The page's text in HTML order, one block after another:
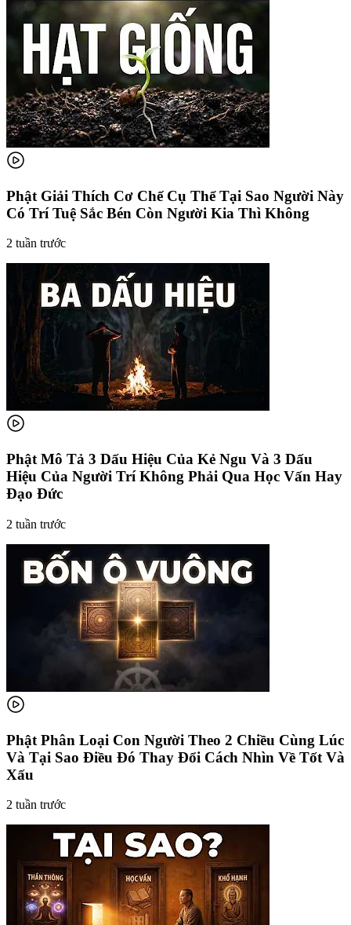
Phật Giải Thích Cơ Chế Cụ Thể Tại Sao Người Này
Có Trí Tuệ Sắc Bén Còn Người Kia Thì Không
2 tuần trước
Phật Mô Tả 3 Dấu Hiệu Của Kẻ Ngu Và 3 Dấu
Hiệu Của Người Trí Không Phải Qua Học Vấn Hay
Đạo Đức
2 tuần trước
Phật Phân Loại Con Người Theo 2 Chiều Cùng Lúc
Và Tại Sao Điều Đó Thay Đổi Cách Nhìn Về Tốt Và
Xấu
2 tuần trước